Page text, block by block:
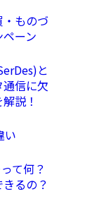
ものづ
ーン
と
信に欠
説！
い
て何？
るの？